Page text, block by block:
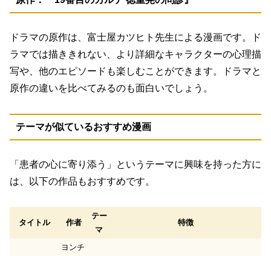
ドラマの原作は、富士屋カツヒト先生による漫画です。ド
ラマでは描ききれない、より詳細なキャラクターの心理描
写や、他のエピソードも楽しむことができます。
ドラマと
原作の違いを比べてみるのも面白いでしょう。
テーマが似ているおすすめ漫画
「患者の心に寄り添う」というテーマに興味を持った方に
は、以下の作品もおすすめです。
タイトル 作者
テー
マ
特徴
ヨンチ